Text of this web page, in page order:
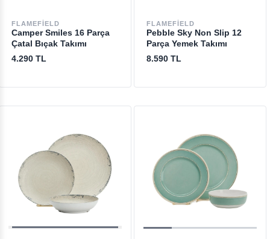
FLAMEFIELD
Camper Smiles 16 Parça
Çatal Bıçak Takımı
4.290 TL
FLAMEFIELD
Pebble Sky Non Slip 12
Parça Yemek Takımı
8.590 TL